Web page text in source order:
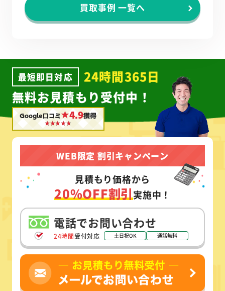
買取事例 一覧へ
最短即日対応
24時間365日
無料お見積もり受付中！
Google口コミ★4.9獲得
WEB限定 割引キャンペーン
見積もり価格から
20%OFF割引実施中！
電話でお問い合わせ
24時間受付対応 土日祝OK 通話無料